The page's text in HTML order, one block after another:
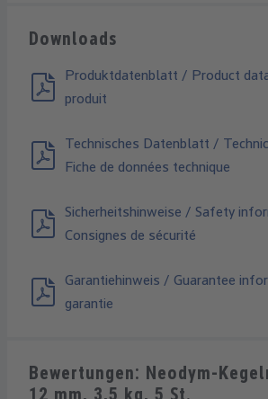
Downloads
Produktdatenblatt / Product
produit
Technisches Datenblatt /
Fiche de données technique
Sicherheitshinweise / Safety
Consignes de sécurité
Garantiehinweis / Guarantee
garantie
Bewertungen: Neodym-
12 mm, 3,5 kg, 5 St.